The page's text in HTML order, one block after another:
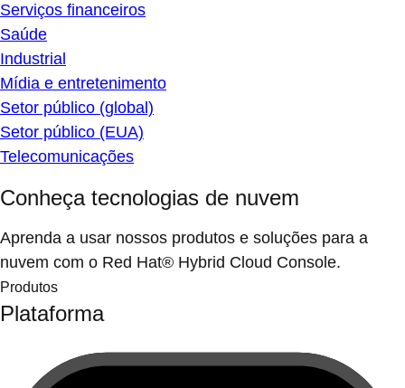
Serviços financeiros
Saúde
Industrial
Mídia e entretenimento
Setor público (global)
Setor público (EUA)
Telecomunicações
Conheça tecnologias de nuvem
Aprenda a usar nossos produtos e soluções para a
nuvem com o Red Hat® Hybrid Cloud Console.
Produtos
Plataforma